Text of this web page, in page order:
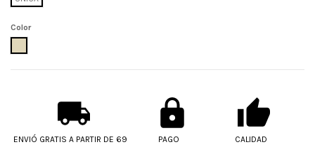
Color
ENVIÓ GRATIS A PARTIR DE 69
PAGO
CALIDAD